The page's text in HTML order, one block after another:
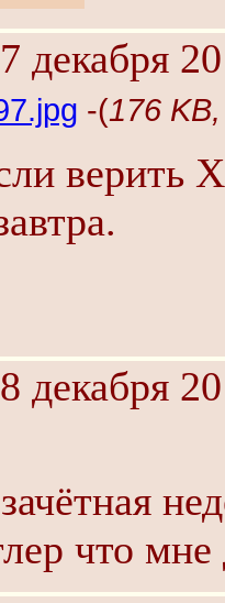
декабря
-(176
верить
декабря
что мне